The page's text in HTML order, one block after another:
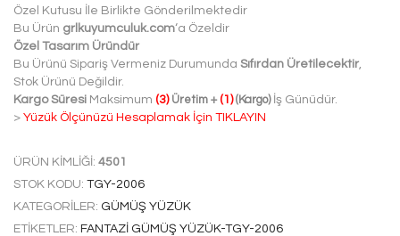
Özel Kutusu İle Birlikte Gönderilmektedir
Bu Ürün grlkuyumculuk.com‘a Özeldir
Özel Tasarım Üründür
Bu Ürünü Sipariş Vermeniz Durumunda Sıfırdan Üretilecektir
Stok Ürünü Değildir.
Kargo Süresi Maksimum (3) Üretim + (1)(Kargo)İş Günüdür.
> Yüzük Ölçünüzü Hesaplamak İçin TIKLAYIN
ÜRÜN KIMLIĞI: 4501
STOK KODU: TGY-2006
KATEGORILER: GÜMÜŞ YÜZÜK
ETIKETLER: FANTAZI GÜMÜŞ YÜZÜK-TGY-2006